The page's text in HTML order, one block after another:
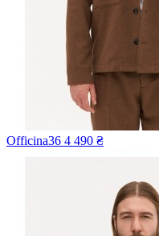
Officina36 4 490 ₴